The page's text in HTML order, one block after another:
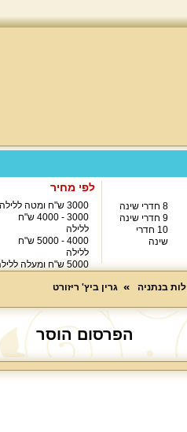
8 חדרי שינה
9 חדרי שינה
10 חדרי
שינה
לפי מחיר
3000 ש"ח ומטה ללילה
3000 - 4000 ש"ח
ללילה
4000 - 5000 ש"ח
ללילה
5000 ש"ח ומעלה ללילה
בנתניה גרין ביץ' ריזורט
הפרסום הוסר